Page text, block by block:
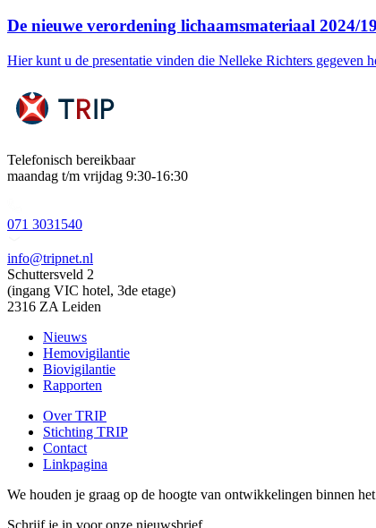
De nieuwe verordening lichaamsmateriaal 2024/
Hier kunt u de presentatie vinden die Nelleke Richters gegeven
Telefonisch bereikbaar
maandag t/m vrijdag 9:30-16:30
071 3031540
info@tripnet.nl
Schuttersveld 2
(ingang VIC hotel, 3de etage)
2316 ZA Leiden
Nieuws
Hemovigilantie
Biovigilantie
Rapporten
Over TRIP
Stichting TRIP
Contact
Linkpagina
We houden je graag op de hoogte van ontwikkelingen binnen
Schrijf je in voor onze nieuwsbrief